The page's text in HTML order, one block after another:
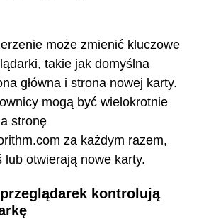
może zmienić kluczowe
takie jak domyślna
główna i strona nowej karty.
mogą być wielokrotnie
stronę
za każdym razem,
lub otwierają nowe karty.
kontrolują